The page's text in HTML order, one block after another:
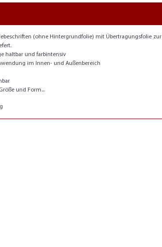
(ohne Hintergrundfolie) mit Übertragungsfolie zur
haltbar und farbintensiv
im Innen- und Außenbereich
und Form...